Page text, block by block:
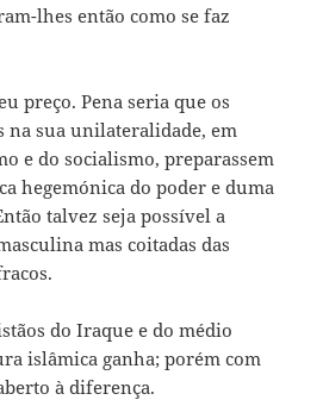
lhes então como se faz
preço. Pena seria que os
na sua unilateralidade, em
e do socialismo, preparassem
hegemónica do poder e duma
talvez seja possível a
mas coitadas das
do Iraque e do médio
islâmica ganha; porém com
à diferença.